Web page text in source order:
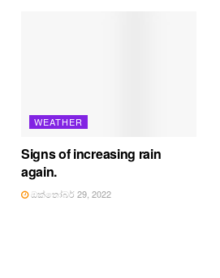
WEATHER
Signs of increasing rain
again.
ඔක්තෝබර් 29, 2022